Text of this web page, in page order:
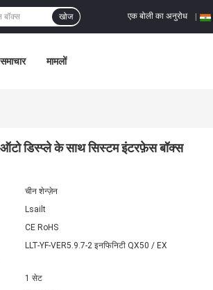
एक बोली का अनुरोध
खोज
समाचार मामलों
डिस्प्ले के साथ सिस्टम इंटरफ़ेस बॉक्स
चीन शेन्ज़ेन
Lsailt
CE RoHS
LLT-YF-VER5.9.7-2 इनफिनिटी QX50 / EX
1 सेट